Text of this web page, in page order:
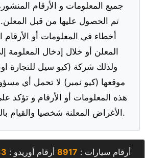
جميع المعلومات و الأرقام
تم الحصول عليها من قبل المعلن.
أخطاء في المعلومات أو
المعلن أو خلال إدخال المعلومة
ولذلك شركة (كيو سيل للتجارة
موقعها (كيو نمبر) لا تحمل أي
هذه المعلومات أو الأرقام و تؤكد
الأغراض المعلنة شخصيا والقيام بالفحص قبل الشراء.
أرقام سيارات : 8917 أرقام أوريدو :